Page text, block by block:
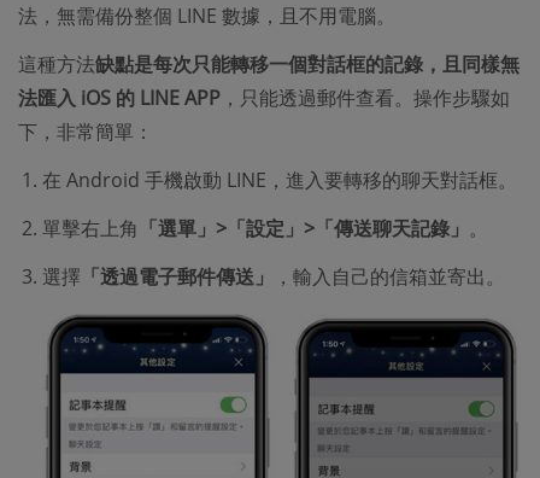
法，無需備份整個 LINE 數據，且不用電腦。
這種方法缺點是每次只能轉移一個對話框的記錄，且同樣無
法匯入 iOS 的 LINE APP ，只能透過郵件查看。操作步驟如
下，非常簡單：
在 Android 手機啟動 LINE，進入要轉移的聊天對話框。
單擊右上角 「選單」>「設定」>「傳送聊天記錄」 。
選擇 「透過電子郵件傳送」 ，輸入自己的信箱並寄出。